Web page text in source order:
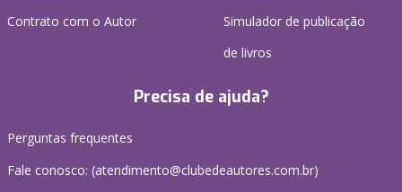
Contrato com o Autor
Simulador de publicação
de livros
Precisa de ajuda?
Perguntas frequentes
Fale conosco: (atendimento@clubedeautores.com.br)